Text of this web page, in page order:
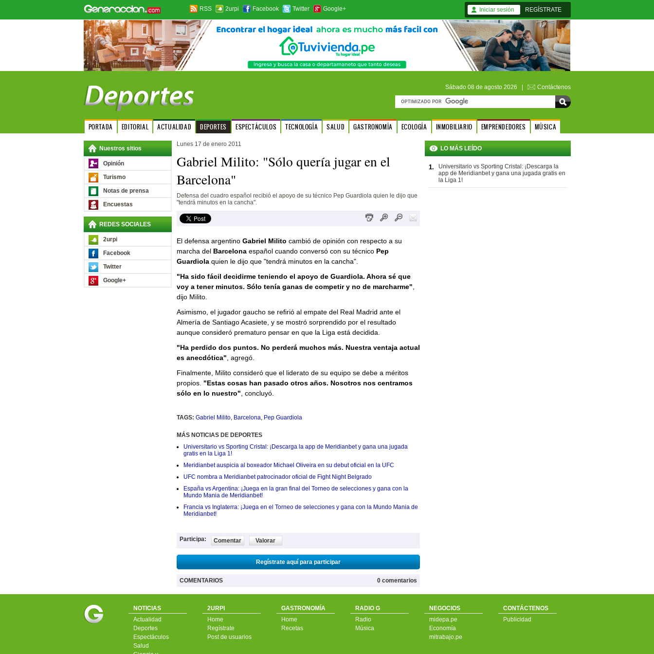
RSS 2urpi Facebook Twitter Google+ Iniciar sesión REGÍSTRATE
Sábado 08 de agosto 2026 | Contáctenos
PORTADA EDITORIAL ACTUALIDAD DEPORTES ESPECTÁCULOS TECNOLOGÍA SALUD GASTRONOMÍA ECOLOGÍA INMOBILIARIO EMPRENDEDORES MÚSICA
Nuestros sitios
Opinión
Turismo
Notas de prensa
Encuestas
REDES SOCIALES
2urpi
Facebook
Twitter
Google+
Lunes 17 de enero 2011
Gabriel Milito: "Sólo quería jugar en el
Barcelona"
Defensa del cuadro español recibió el apoyo de su técnico Pep Guardiola quien le dijo que
"tendrá minutos en la cancha".
El defensa argentino Gabriel Milito cambió de opinión con respecto a su
marcha del Barcelonaespañol cuando conversó con su técnico Pep
Guardiolaquien le dijo que "tendrá minutos en la cancha".
"Ha sido fácil decidirme teniendo el apoyo de Guardiola. Ahora sé que
voy a tener minutos. Sólo tenía ganas de competir y no de marcharme"
dijo Milito.
Asimismo, el jugador gaucho se refirió al empate del Real Madrid ante el
Almería de Santiago Acasiete, y se mostró sorprendido por el resultado
aunque consideró prematuro pensar en que la Liga está decidida.
"Ha perdido dos puntos. No perderá muchos más. Nuestra ventaja actual
es anecdótica" , agregó.
Finalmente, Milito consideró que el liderato de su equipo se debe a méritos
propios. "Estas cosas han pasado otros años. Nosotros nos centramos
sólo en lo nuestro" , concluyó.
TAGS: Gabriel Milito, Barcelona, Pep Guardiola
MÁS NOTICIAS DE DEPORTES
Universitario vs Sporting Cristal: ¡Descarga la app de Meridianbet y gana una jugada
gratis en la Liga 1!
Meridianbet auspicia al boxeador Michael Oliveira en su debut oficial en la UFC
UFC nombra a Meridianbet patrocinador oficial de Fight Night Belgrado
España vs Argentina: ¡Juega en la gran final del Torneo de selecciones y gana con la
Mundo Mania de Meridianbet!
Francia vs Inglaterra: ¡Juega en el Torneo de selecciones y gana con la Mundo Mania de
Meridianbet!
Participa: Comentar Valorar
Regístrate aquí para participar
COMENTARIOS 0 comentarios
LO MÁS LEÍDO
1.
Universitario vs Sporting Cristal: ¡Descarga la
app de Meridianbet y gana una jugada gratis en
la Liga 1!
NOTICIAS
Actualidad
Deportes
Espectáculos
Salud
2URPI
Home
Regístrate
Post de usuarios
GASTRONOMÍA
Home
Recetas
RADIO G
Radio
Música
NEGOCIOS
midepa.pe
Economía
mitrabajo.pe
CONTÁCTENOS
Publicidad